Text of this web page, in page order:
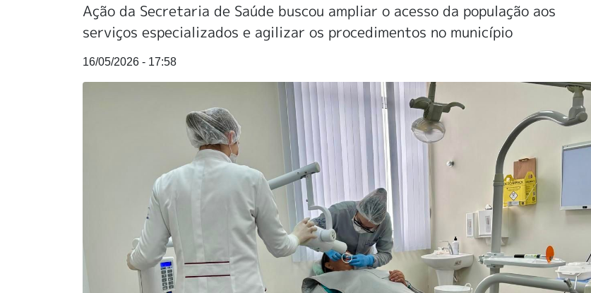
Ação da Secretaria de Saúde buscou ampliar o acesso da população aos
serviços especializados e agilizar os procedimentos no município
16/05/2026 - 17:58